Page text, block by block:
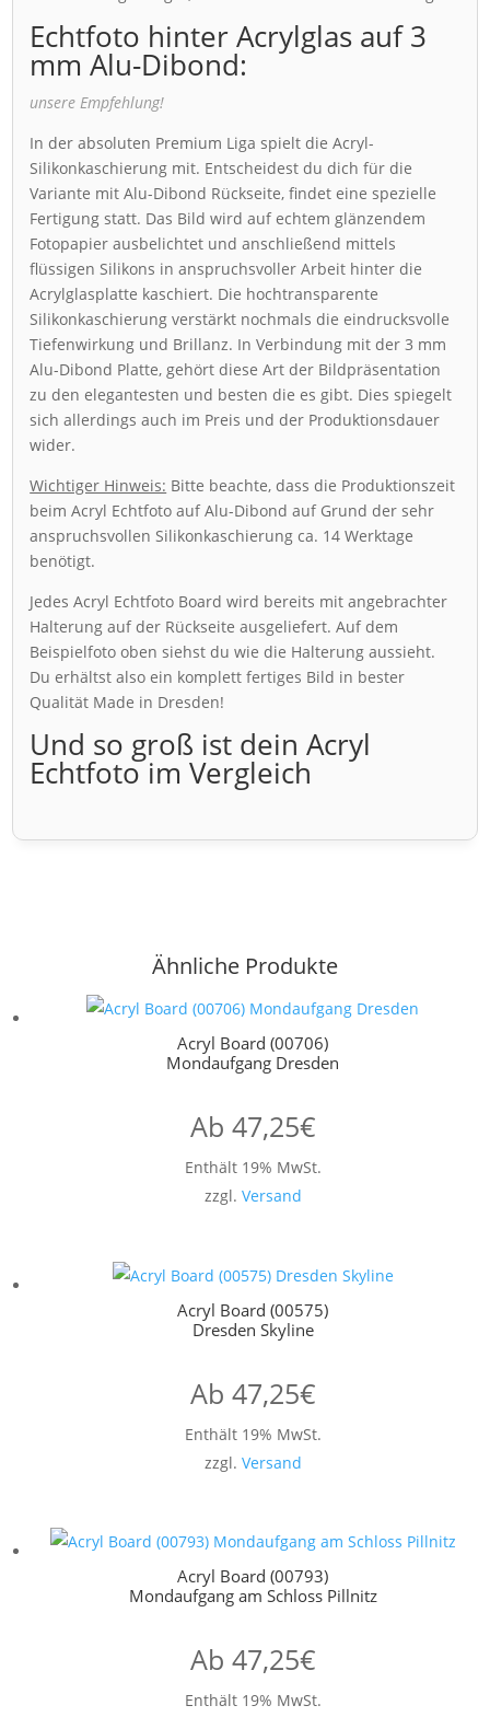
Echtfoto hinter Acrylglas auf 3
mm Alu-Dibond:
unsere Empfehlung!
In der absoluten Premium Liga spielt die Acryl-
Silikonkaschierung mit. Entscheidest du dich für die
Variante mit Alu-Dibond Rückseite, findet eine spezielle
Fertigung statt. Das Bild wird auf echtem glänzendem
Fotopapier ausbelichtet und anschließend mittels
flüssigen Silikons in anspruchsvoller Arbeit hinter die
Acrylglasplatte kaschiert. Die hochtransparente
Silikonkaschierung verstärkt nochmals die eindrucksvolle
Tiefenwirkung und Brillanz. In Verbindung mit der 3 mm
Alu-Dibond Platte, gehört diese Art der Bildpräsentation
zu den elegantesten und besten die es gibt. Dies spiegelt
sich allerdings auch im Preis und der Produktionsdauer
wider.
Wichtiger Hinweis: Bitte beachte, dass die Produktionszeit
beim Acryl Echtfoto auf Alu-Dibond auf Grund der sehr
anspruchsvollen Silikonkaschierung ca. 14 Werktage
benötigt.
Jedes Acryl Echtfoto Board wird bereits mit angebrachter
Halterung auf der Rückseite ausgeliefert. Auf dem
Beispielfoto oben siehst du wie die Halterung aussieht.
Du erhältst also ein komplett fertiges Bild in bester
Qualität Made in Dresden!
Und so groß ist dein Acryl
Echtfoto im Vergleich
Ähnliche Produkte
Acryl Board (00706)
Mondaufgang Dresden
Ab 47,25€
Enthält 19% MwSt.
zzgl. Versand
Acryl Board (00575)
Dresden Skyline
Ab 47,25€
Enthält 19% MwSt.
zzgl. Versand
Acryl Board (00793)
Mondaufgang am Schloss Pillnitz
Ab 47,25€
Enthält 19% MwSt.